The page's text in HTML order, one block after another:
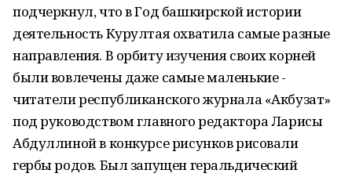
подчеркнул, что в Год башкирской истории
деятельность Курултая охватила самые разные
направления. В орбиту изучения своих корней
были вовлечены даже самые маленькие -
читатели республиканского журнала «Акбузат»
под руководством главного редактора Ларисы
Абдуллиной в конкурсе рисунков рисовали
гербы родов. Был запущен геральдический